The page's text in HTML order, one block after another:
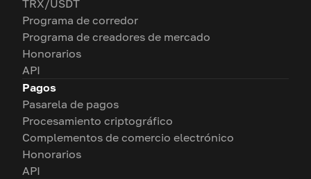
TRX/USDT
Programa de corredor
Programa de creadores de mercado
Honorarios
API
Pagos
Pasarela de pagos
Procesamiento criptográfico
Complementos de comercio electrónico
Honorarios
API